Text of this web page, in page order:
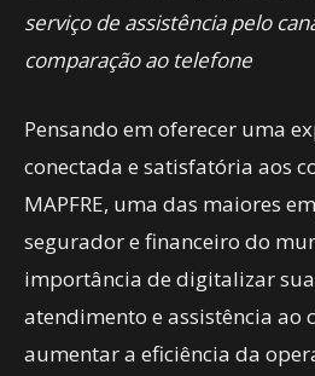
serviço de assistência pelo
comparação ao telefone
Pensando em oferecer uma
conectada e satisfatória aos
MAPFRE, uma das maiores
segurador e financeiro do
importância de digitalizar
atendimento e assistência ao
aumentar a eficiência da